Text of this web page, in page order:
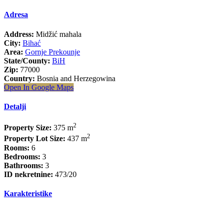
Adresa
Address: Midžić mahala
City: Bihać
Area: Gornje Prekounje
State/County: BiH
Zip: 77000
Country: Bosnia and Herzegowina
Open In Google Maps
Detalji
Property Size: 375 m2
Property Lot Size: 437 m2
Rooms: 6
Bedrooms: 3
Bathrooms: 3
ID nekretnine: 473/20
Karakteristike